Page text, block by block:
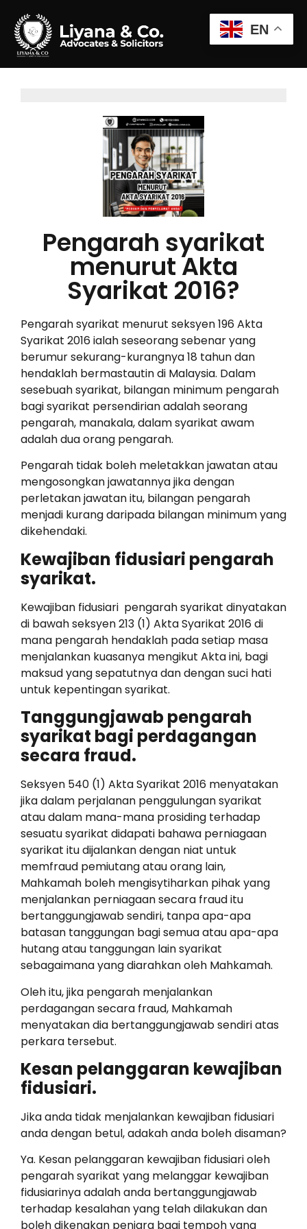
Pengarah syarikat
menurut Akta
Syarikat 2016?
Pengarah syarikat menurut seksyen 196 Akta
Syarikat 2016 ialah seseorang sebenar yang
berumur sekurang-kurangnya 18 tahun dan
hendaklah bermastautin di Malaysia. Dalam
sesebuah syarikat, bilangan minimum pengarah
bagi syarikat persendirian adalah seorang
pengarah, manakala, dalam syarikat awam
adalah dua orang pengarah.
Pengarah tidak boleh meletakkan jawatan atau
mengosongkan jawatannya jika dengan
perletakan jawatan itu, bilangan pengarah
menjadi kurang daripada bilangan minimum yang
dikehendaki.
Kewajiban fidusiari pengarah
syarikat.
Kewajiban fidusiari pengarah syarikat dinyatakan
di bawah seksyen 213 (1) Akta Syarikat 2016 di
mana pengarah hendaklah pada setiap masa
menjalankan kuasanya mengikut Akta ini, bagi
maksud yang sepatutnya dan dengan suci hati
untuk kepentingan syarikat.
Tanggungjawab pengarah
syarikat bagi perdagangan
secara fraud.
Seksyen 540 (1) Akta Syarikat 2016 menyatakan
jika dalam perjalanan penggulungan syarikat
atau dalam mana-mana prosiding terhadap
sesuatu syarikat didapati bahawa perniagaan
syarikat itu dijalankan dengan niat untuk
memfraud pemiutang atau orang lain,
Mahkamah boleh mengisytiharkan pihak yang
menjalankan perniagaan secara fraud itu
bertanggungjawab sendiri, tanpa apa-apa
batasan tanggungan bagi semua atau apa-apa
hutang atau tanggungan lain syarikat
sebagaimana yang diarahkan oleh Mahkamah.
Oleh itu, jika pengarah menjalankan
perdagangan secara fraud, Mahkamah
menyatakan dia bertanggungjawab sendiri atas
perkara tersebut.
Kesan pelanggaran kewajiban
fidusiari.
Jika anda tidak menjalankan kewajiban fidusiari
anda dengan betul, adakah anda boleh disaman?
Ya. Kesan pelanggaran kewajiban fidusiari oleh
pengarah syarikat yang melanggar kewajiban
fidusiarinya adalah anda bertanggungjawab
terhadap kesalahan yang telah dilakukan dan
boleh dikenakan penjara bagi tempoh yang
EN